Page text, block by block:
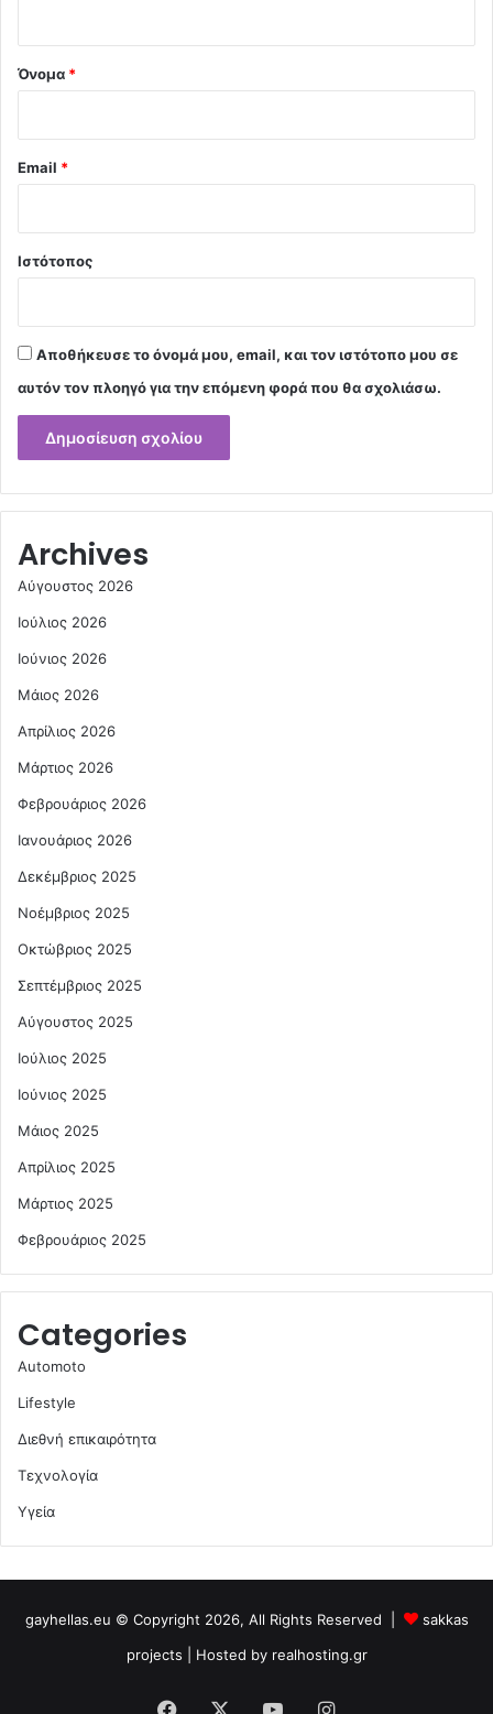
Όνομα *
Email *
Ιστότοπος
Αποθήκευσε το όνομά μου, email, και τον ιστότοπο μου σε
αυτόν τον πλοηγό για την επόμενη φορά που θα σχολιάσω.
Archives
Αύγουστος 2026
Ιούλιος 2026
Ιούνιος 2026
Μάιος 2026
Απρίλιος 2026
Μάρτιος 2026
Φεβρουάριος 2026
Ιανουάριος 2026
Δεκέμβριος 2025
Νοέμβριος 2025
Οκτώβριος 2025
Σεπτέμβριος 2025
Αύγουστος 2025
Ιούλιος 2025
Ιούνιος 2025
Μάιος 2025
Απρίλιος 2025
Μάρτιος 2025
Φεβρουάριος 2025
Categories
Automoto
Lifestyle
Διεθνή επικαιρότητα
Τεχνολογία
Υγεία
gayhellas.eu © Copyright 2026, All Rights Reserved |
sakkas
projects | Hosted by realhosting.gr
Facebook YouTubeInstagram